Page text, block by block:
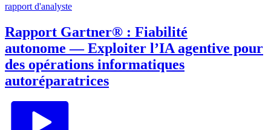
rapport d'analyste
Rapport Gartner® : Fiabilité
autonome — Exploiter l’IA agentive pour
des opérations informatiques
autoréparatrices